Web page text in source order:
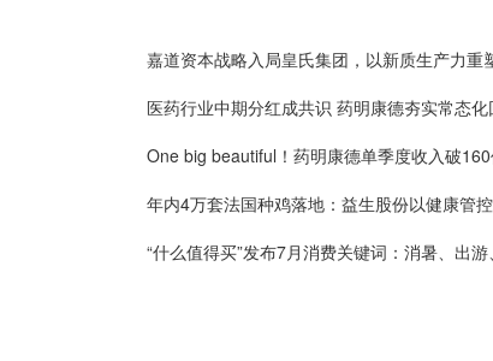
医药行业中期分红成共识 药明康德夯实常态
“什么值得买”发布7月消费关键词：消暑、出